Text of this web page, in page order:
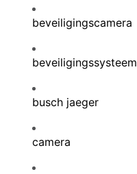
beveiligingscamera
beveiligingssysteem
busch jaeger
camera